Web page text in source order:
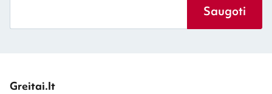
Saugoti
Greitai.lt